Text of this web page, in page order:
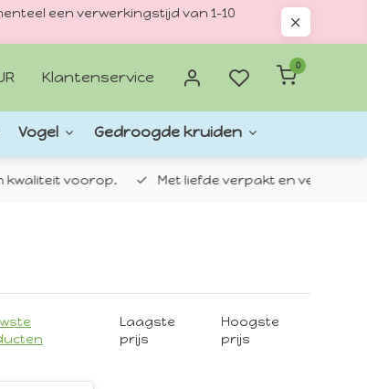
een verwerkingstijd van 1–10
Klantenservice
0
Vogel Gedroogde kruiden
voorop. Met liefde verpakt en verzonden.
Laagste
prijs
Hoogste
prijs